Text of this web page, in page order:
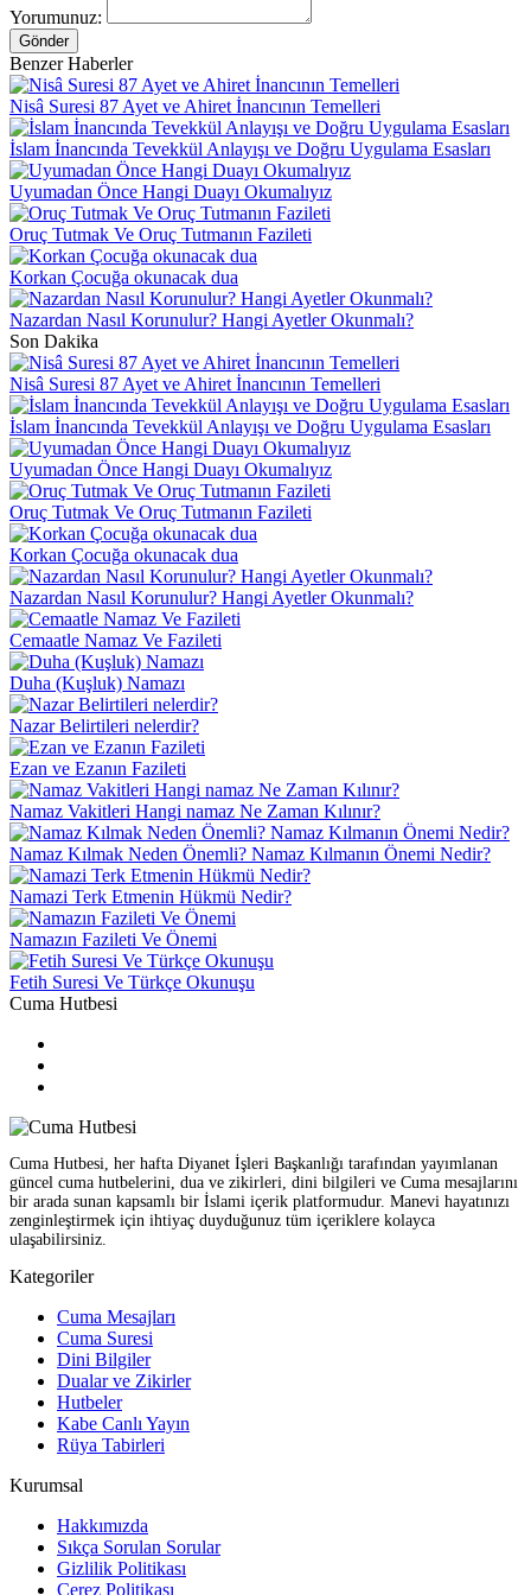
Yorumunuz:
Gönder
Benzer Haberler
Nisâ Suresi 87 Ayet ve Ahiret İnancının Temelleri
İslam İnancında Tevekkül Anlayışı ve Doğru Uygulama Esasları
Uyumadan Önce Hangi Duayı Okumalıyız
Oruç Tutmak Ve Oruç Tutmanın Fazileti
Korkan Çocuğa okunacak dua
Nazardan Nasıl Korunulur? Hangi Ayetler Okunmalı?
Son Dakika
Nisâ Suresi 87 Ayet ve Ahiret İnancının Temelleri
İslam İnancında Tevekkül Anlayışı ve Doğru Uygulama Esasları
Uyumadan Önce Hangi Duayı Okumalıyız
Oruç Tutmak Ve Oruç Tutmanın Fazileti
Korkan Çocuğa okunacak dua
Nazardan Nasıl Korunulur? Hangi Ayetler Okunmalı?
Cemaatle Namaz Ve Fazileti
Duha (Kuşluk) Namazı
Nazar Belirtileri nelerdir?
Ezan ve Ezanın Fazileti
Namaz Vakitleri Hangi namaz Ne Zaman Kılınır?
Namaz Kılmak Neden Önemli? Namaz Kılmanın Önemi Nedir?
Namazi Terk Etmenin Hükmü Nedir?
Namazın Fazileti Ve Önemi
Fetih Suresi Ve Türkçe Okunuşu
Cuma Hutbesi
Cuma Hutbesi, her hafta Diyanet İşleri Başkanlığı tarafından yayımlanan
güncel cuma hutbelerini, dua ve zikirleri, dini bilgileri ve Cuma mesajlarını
bir arada sunan kapsamlı bir İslami içerik platformudur. Manevi hayatınızı
zenginleştirmek için ihtiyaç duyduğunuz tüm içeriklere kolayca
ulaşabilirsiniz.
Kategoriler
Cuma Mesajları
Cuma Suresi
Dini Bilgiler
Dualar ve Zikirler
Hutbeler
Kabe Canlı Yayın
Rüya Tabirleri
Kurumsal
Hakkımızda
Sıkça Sorulan Sorular
Gizlilik Politikası
Çerez Politikası